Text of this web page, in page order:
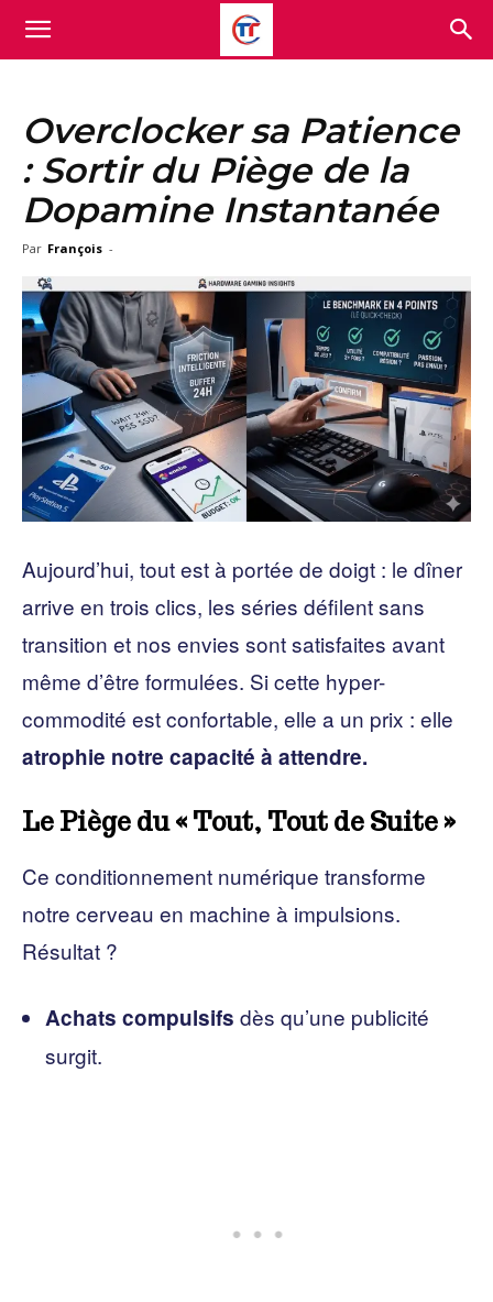
Overclocker sa Patience
: Sortir du Piège de la
Dopamine Instantanée
Par François -
Aujourd’hui, tout est à portée de doigt : le dîner
arrive en trois clics, les séries défilent sans
transition et nos envies sont satisfaites avant
même d’être formulées. Si cette hyper-
commodité est confortable, elle a un prix : elle
atrophie notre capacité à attendre.
Le Piège du « Tout, Tout de Suite »
Ce conditionnement numérique transforme
notre cerveau en machine à impulsions.
Résultat ?
Achats compulsifs dès qu’une publicité
surgit.